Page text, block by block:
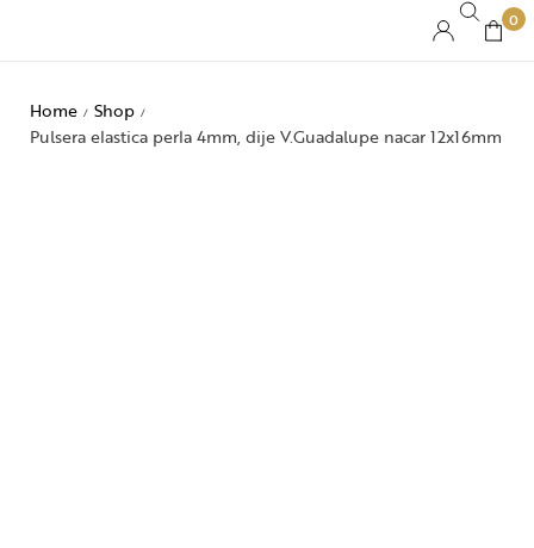
0
Home / Shop /
Pulsera elastica perla 4mm, dije V.Guadalupe nacar 12x16mm